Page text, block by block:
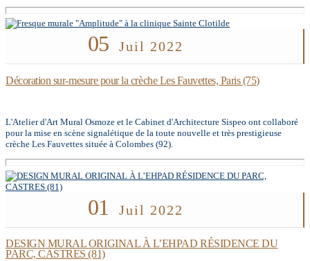
05 Juil 2022
Décoration sur-mesure pour la crèche Les Fauvettes, Paris (75)
L'Atelier d'Art Mural Osmoze et le Cabinet d'Architecture Sispeo ont collaboré
pour la mise en scène signalétique de la toute nouvelle et très prestigieuse
crèche Les Fauvettes située à Colombes (92).
01 Juil 2022
DESIGN MURAL ORIGINAL À L’EHPAD RÉSIDENCE DU
PARC, CASTRES (81)